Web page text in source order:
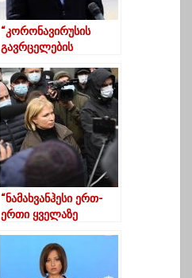
“კორონავირუსის
გავრცელების
ძლიერი ბერკეტი
ღამით
გადაადგილების
შეზღუდვაა”
“ნამახვანჰესი ერთ-
ერთი ყველაზე
პროექტია”-მთავრობა
კვლევებს აქვეყნებს